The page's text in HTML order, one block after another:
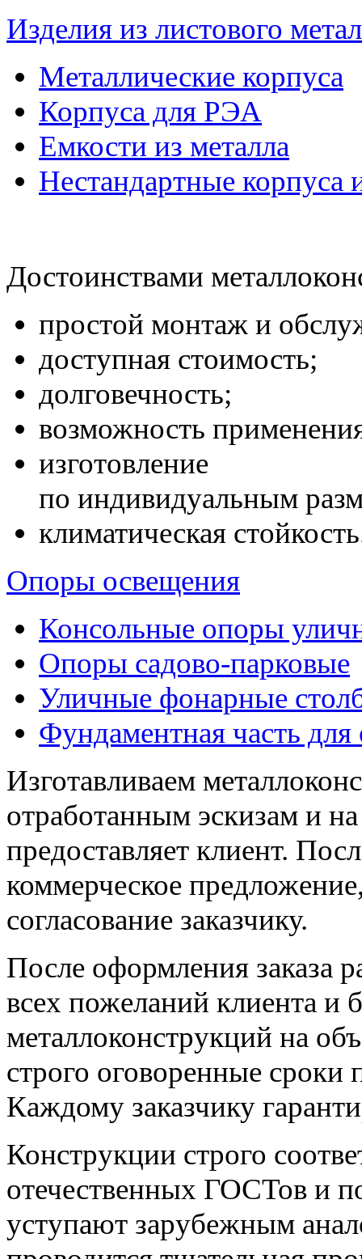
Изделия из листового
Металлические корпуса
Корпуса для РЭА
Емкости из металла
Нестандартные корпуса
Достоинствами
простой монтаж и
доступная стоимость;
долговечность;
возможность
изготовление
по индивидуальным
климатическая
Опоры освещения
Консольные опоры
Опоры садово-парковые
Уличные фонарные
Фундаментная часть
Изготавливаем
отработанным эскизам и
предоставляет клиент.
коммерческое
согласование заказчику.
После оформления заказа
всех пожеланий клиента и
металлоконструкций на
строго оговоренные
Каждому заказчику
Конструкции строго
отечественных ГОСТов и
уступают зарубежным